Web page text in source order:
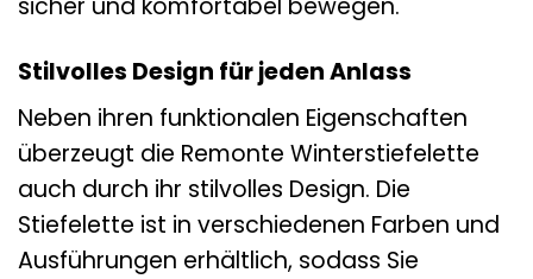
Stilvolles Design für jeden Anlass
Neben ihren funktionalen Eigenschaften
überzeugt die Remonte Winterstiefelette
auch durch ihr stilvolles Design. Die
Stiefelette ist in verschiedenen Farben und
Ausführungen erhältlich, sodass Sie